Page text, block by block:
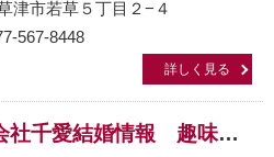
津市若草５丁目２−４
567-8448
詳しく見る
有限会社千愛結婚情報 趣味の会本部